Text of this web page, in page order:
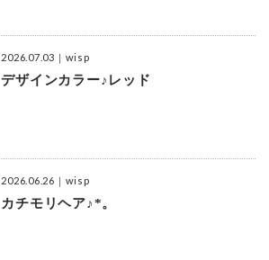
2026.07.03 ｜wisp
デザインカラー♪レッド
2026.06.26 ｜wisp
カチモリヘア♪*。